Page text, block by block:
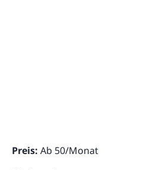
Preis: Ab 50/Monat